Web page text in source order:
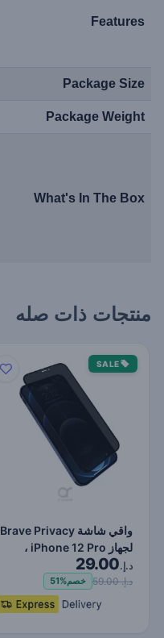
Features
Package Size
Package Weight
What's In The Box
منتجات ذات صله
SALE
واقي شاشة Brave Privacy
لجهاز iPhone 12 Pro ،
حماية ضد الصدمات و…
د.إ.29.00
د.إ. 59.00 خصم51%